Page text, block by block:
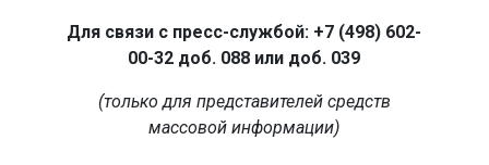
Для связи с пресс-службой: +7 (498) 602-
00-32 доб. 088 или доб. 039
(только для представителей средств
массовой информации)